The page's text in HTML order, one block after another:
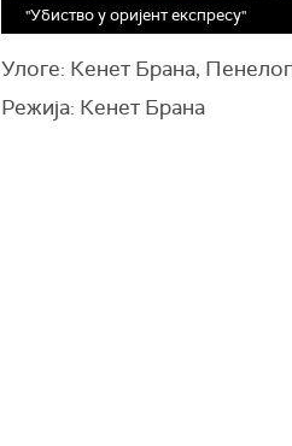
"Убиство у оријент експресу"
Улоге: Кенет Брана,
Режија: Кенет Брана